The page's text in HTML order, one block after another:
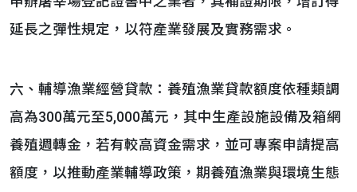
延長之彈性規定，以符產業發展及實務需求。
六、輔導漁業經營貸款：養殖漁業貸款額度依種類調
高為300萬元至5,000萬元，其中生產設施設備及箱網
養殖週轉金，若有較高資金需求，並可專案申請提高
額度，以推動產業輔導政策，期養殖漁業與環境生態